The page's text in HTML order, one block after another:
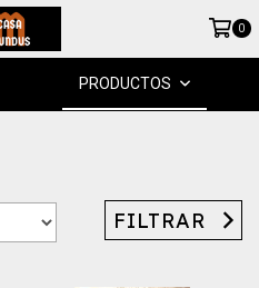
0
PRODUCTOS
FILTRAR